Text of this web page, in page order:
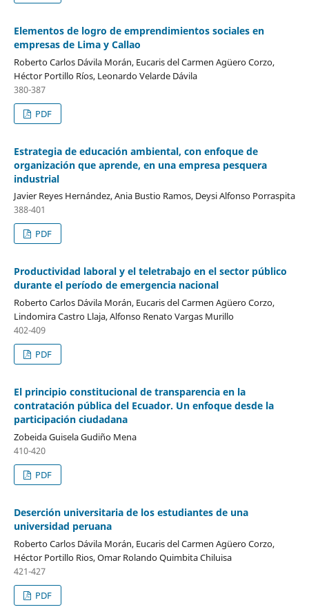
Elementos de logro de emprendimientos sociales en
empresas de Lima y Callao
Roberto Carlos Dávila Morán, Eucaris del Carmen Agüero Corzo,
Héctor Portillo Ríos, Leonardo Velarde Dávila
380-387
PDF
Estrategia de educación ambiental, con enfoque de
organización que aprende, en una empresa pesquera
industrial
Javier Reyes Hernández, Ania Bustio Ramos, Deysi Alfonso Porraspita
388-401
PDF
Productividad laboral y el teletrabajo en el sector público
durante el período de emergencia nacional
Roberto Carlos Dávila Morán, Eucaris del Carmen Agüero Corzo,
Lindomira Castro Llaja, Alfonso Renato Vargas Murillo
402-409
PDF
El principio constitucional de transparencia en la
contratación pública del Ecuador. Un enfoque desde la
participación ciudadana
Zobeida Guisela Gudiño Mena
410-420
PDF
Deserción universitaria de los estudiantes de una
universidad peruana
Roberto Carlos Dávila Morán, Eucaris del Carmen Agüero Corzo,
Héctor Portillo Rios, Omar Rolando Quimbita Chiluisa
421-427
PDF